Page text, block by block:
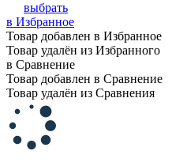
выбрать
в Избранное
Товар добавлен в Избранное
Товар удалён из Избранного
в Сравнение
Товар добавлен в Сравнение
Товар удалён из Сравнения